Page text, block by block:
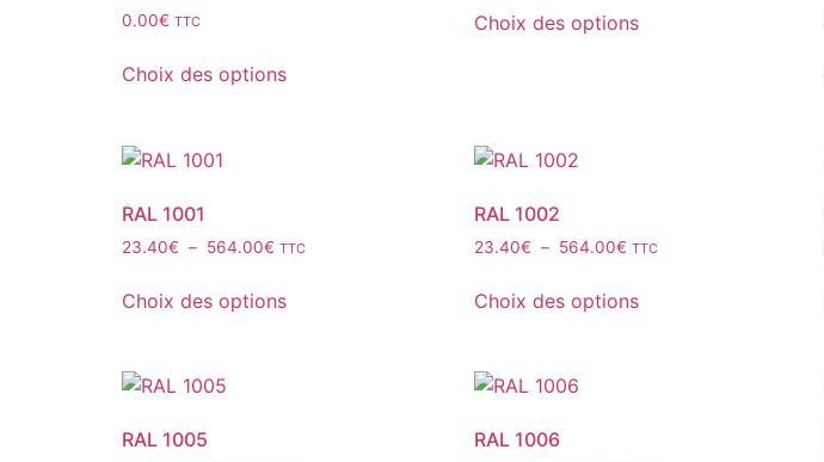
0.00€ TTC
Choix des options
Choix des options
RAL 1001
23.40€ – 564.00€ TTC
Choix des options
RAL 1002
23.40€ – 564.00€ TTC
Choix des options
RAL 1005 RAL 1006